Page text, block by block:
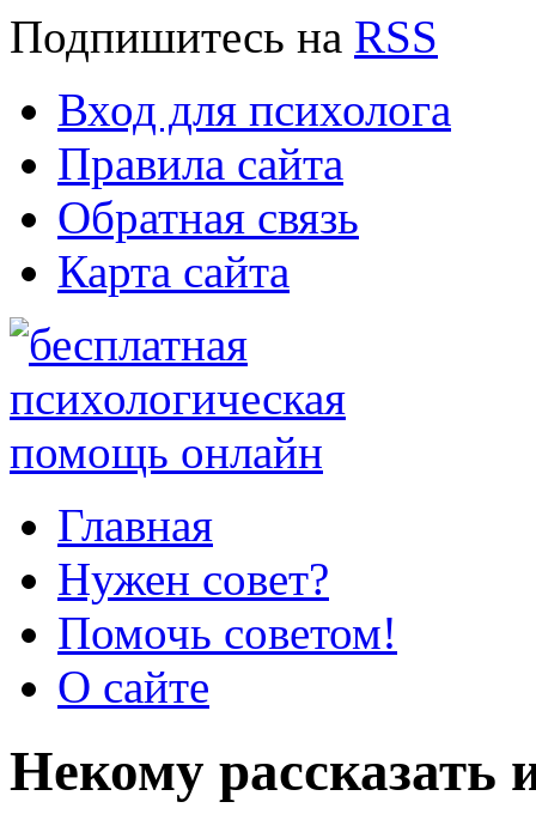
Подпишитесь на RSS
Вход для психолога
Правила сайта
Обратная связь
Карта сайта
Главная
Нужен совет?
Помочь советом!
О сайте
Некому рассказать